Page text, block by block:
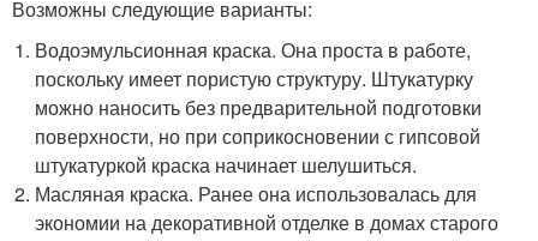
Возможны следующие варианты:
Водоэмульсионная краска. Она проста в работе,
поскольку имеет пористую структуру. Штукатурку
можно наносить без предварительной подготовки
поверхности, но при соприкосновении с гипсовой
штукатуркой краска начинает шелушиться.
Масляная краска. Ранее она использовалась для
экономии на декоративной отделке в домах старого